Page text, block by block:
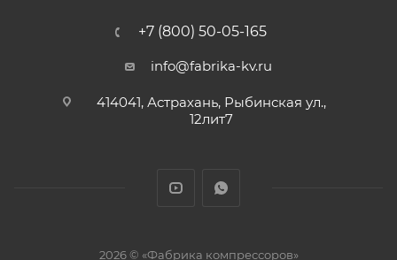
+7 (800) 50-05-165
info@fabrika-kv.ru
414041, Астрахань, Рыбинская ул.,
12лит7
2026 © «Фабрика компрессоров»